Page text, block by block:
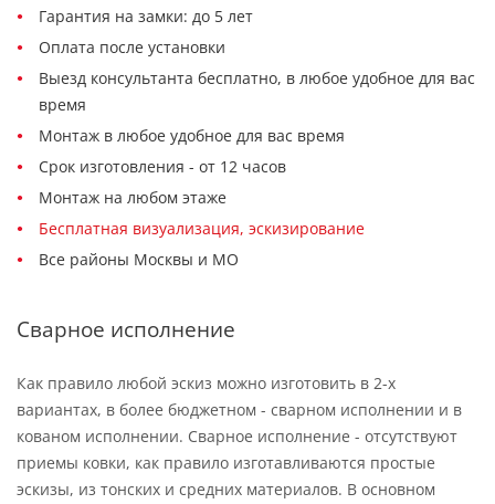
Гарантия на замки: до 5 лет
Оплата после установки
Выезд консультанта бесплатно, в любое удобное для вас
время
Монтаж в любое удобное для вас время
Срок изготовления - от 12 часов
Монтаж на любом этаже
Бесплатная визуализация, эскизирование
Все районы Москвы и МО
Сварное исполнение
Как правило любой эскиз можно изготовить в 2-х
вариантах, в более бюджетном - сварном исполнении и в
кованом исполнении. Сварное исполнение - отсутствуют
приемы ковки, как правило изготавливаются простые
эскизы, из тонских и средних материалов. В основном